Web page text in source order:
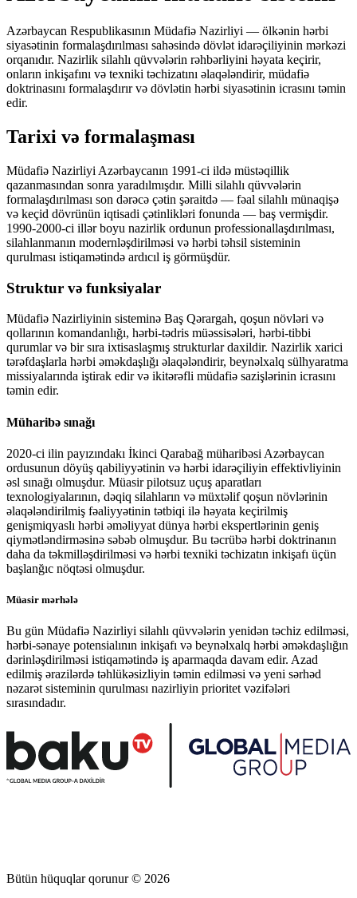
Azərbaycan Respublikasının Müdafiə Nazirliyi — ölkənin hərbi
siyasətinin formalaşdırılması sahəsində dövlət idarəçiliyinin mərkəzi
orqanıdır. Nazirlik silahlı qüvvələrin rəhbərliyini həyata keçirir,
onların inkişafını və texniki təchizatını əlaqələndirir, müdafiə
doktrinasını formalaşdırır və dövlətin hərbi siyasətinin icrasını təmin
edir.
Tarixi və formalaşması
Müdafiə Nazirliyi Azərbaycanın 1991-ci ildə müstəqillik
qazanmasından sonra yaradılmışdır. Milli silahlı qüvvələrin
formalaşdırılması son dərəcə çətin şəraitdə — fəal silahlı münaqişə
və keçid dövrünün iqtisadi çətinlikləri fonunda — baş vermişdir.
1990-2000-ci illər boyu nazirlik ordunun professionallaşdırılması,
silahlanmanın modernləşdirilməsi və hərbi təhsil sisteminin
qurulması istiqamətində ardıcıl iş görmüşdür.
Struktur və funksiyalar
Müdafiə Nazirliyinin sisteminə Baş Qərargah, qoşun növləri və
qollarının komandanlığı, hərbi-tədris müəssisələri, hərbi-tibbi
qurumlar və bir sıra ixtisaslaşmış strukturlar daxildir. Nazirlik xarici
tərəfdaşlarla hərbi əməkdaşlığı əlaqələndirir, beynəlxalq sülhyaratma
missiyalarında iştirak edir və ikitərəfli müdafiə sazişlərinin icrasını
təmin edir.
Müharibə sınağı
2020-ci ilin payızındakı İkinci Qarabağ müharibəsi Azərbaycan
ordusunun döyüş qabiliyyətinin və hərbi idarəçiliyin effektivliyinin
əsl sınağı olmuşdur. Müasir pilotsuz uçuş aparatları
texnologiyalarının, dəqiq silahların və müxtəlif qoşun növlərinin
əlaqələndirilmiş fəaliyyətinin tətbiqi ilə həyata keçirilmiş
genişmiqyaslı hərbi əməliyyat dünya hərbi ekspertlərinin geniş
qiymətləndirməsinə səbəb olmuşdur. Bu təcrübə hərbi doktrinanın
daha da təkmilləşdirilməsi və hərbi texniki təchizatın inkişafı üçün
başlanğıc nöqtəsi olmuşdur.
Müasir mərhələ
Bu gün Müdafiə Nazirliyi silahlı qüvvələrin yenidən təchiz edilməsi,
hərbi-sənaye potensialının inkişafı və beynəlxalq hərbi əməkdaşlığın
dərinləşdirilməsi istiqamətində iş aparmaqda davam edir. Azad
edilmiş ərazilərdə təhlükəsizliyin təmin edilməsi və yeni sərhəd
nəzarət sisteminin qurulması nazirliyin prioritet vəzifələri
sırasındadır.
Bütün hüquqlar qorunur © 2026